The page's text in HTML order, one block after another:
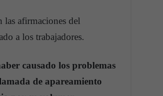
las afirmaciones del
a los trabajadores.
causado los problemas
de apareamiento